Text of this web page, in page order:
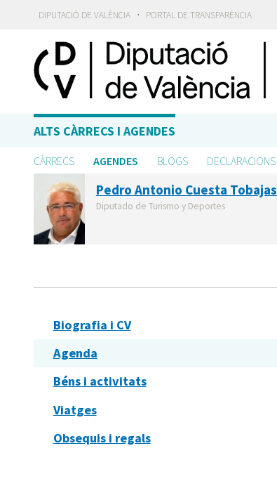
DIPUTACIÓ DE VALÈNCIA · PORTAL DE TRANSPARÈNCIA
ALTS CÀRRECS I AGENDES
CÀRRECS AGENDES BLOGS DECLARACIONS
Pedro Antonio Cuesta Tobajas
Diputado de Turismo y Deportes
Biografia i CV
Agenda
Béns i activitats
Viatges
Obsequis i regals